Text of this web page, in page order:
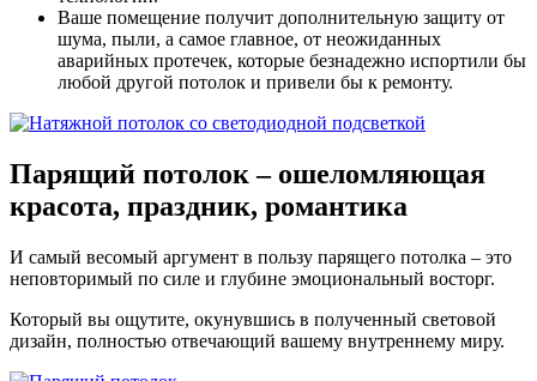
Ваше помещение получит дополнительную защиту от
шума, пыли, а самое главное, от неожиданных
аварийных протечек, которые безнадежно испортили бы
любой другой потолок и привели бы к ремонту.
Парящий потолок – ошеломляющая
красота, праздник, романтика
И самый весомый аргумент в пользу парящего потолка – это
неповторимый по силе и глубине эмоциональный восторг.
Который вы ощутите, окунувшись в полученный световой
дизайн, полностью отвечающий вашему внутреннему миру.